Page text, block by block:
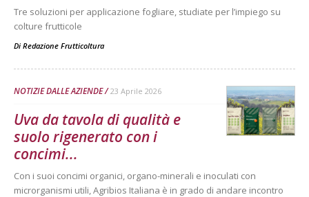
Tre soluzioni per applicazione fogliare, studiate per l’impiego su
colture frutticole
Di Redazione Frutticoltura
NOTIZIE DALLE AZIENDE 23 Aprile 2026
Uva da tavola di qualità e
suolo rigenerato con i
concimi...
Con i suoi concimi organici, organo-minerali e inoculati con
microrganismi utili, Agribios Italiana è in grado di andare incontro